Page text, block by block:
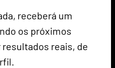
receberá um
os próximos
resultados reais, de